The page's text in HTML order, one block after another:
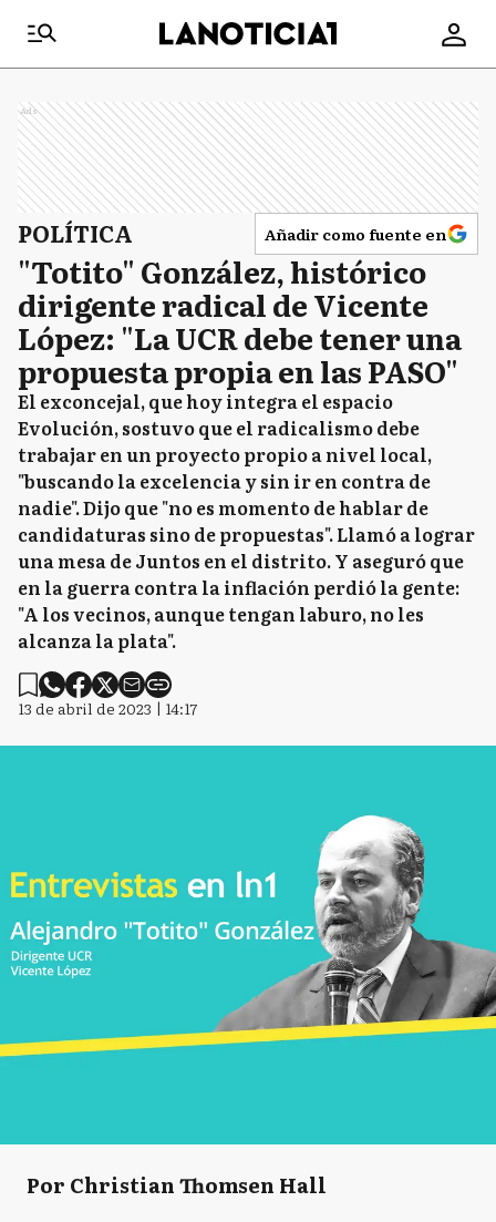
Ads
POLÍTICA Añadir como fuente en
"Totito" González, histórico
dirigente radical de Vicente
López: "La UCR debe tener una
propuesta propia en las PASO"
El exconcejal, que hoy integra el espacio
Evolución, sostuvo que el radicalismo debe
trabajar en un proyecto propio a nivel local,
"buscando la excelencia y sin ir en contra de
nadie". Dijo que "no es momento de hablar de
candidaturas sino de propuestas". Llamó a lograr
una mesa de Juntos en el distrito. Y aseguró que
en la guerra contra la inflación perdió la gente:
"A los vecinos, aunque tengan laburo, no les
alcanza la plata".
13 de abril de 2023 | 14:17
Por Christian Thomsen Hall